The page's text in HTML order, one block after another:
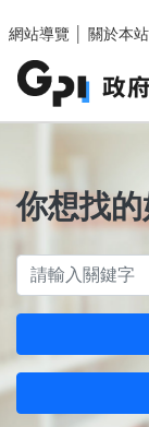
網站導覽
關於本站
你想找的